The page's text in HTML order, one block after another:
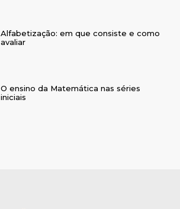
Alfabetização: em que consiste e como
avaliar
O ensino da Matemática nas séries
iniciais